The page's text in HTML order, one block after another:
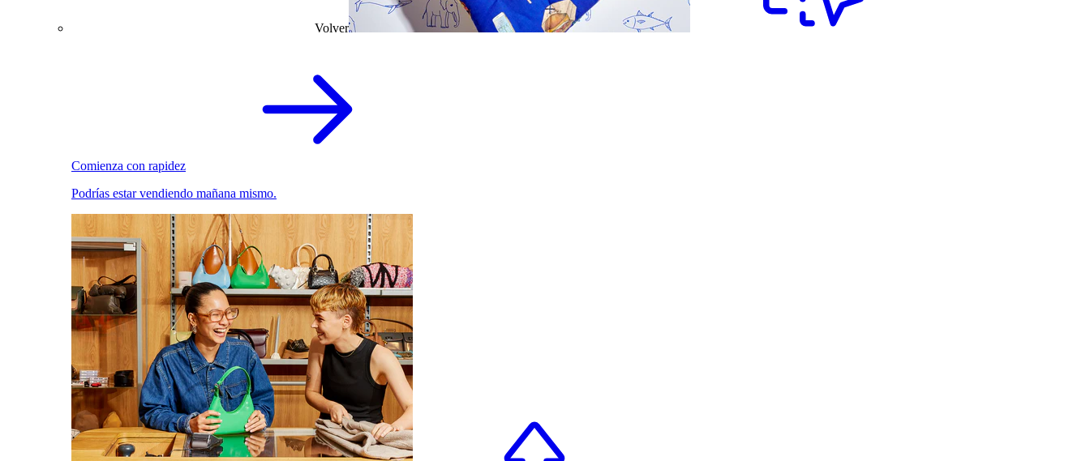
Volver
Comienza con rapidez
Podrías estar vendiendo mañana mismo.